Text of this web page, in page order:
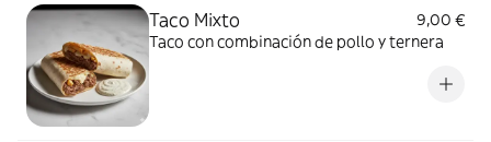
Taco Mixto
9,00 €
Taco con combinación de pollo y ternera